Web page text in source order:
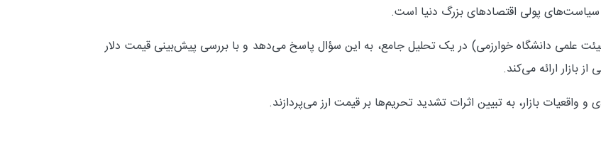
سیاست‌های پولی اقتصادهای بزرگ دنیا است.
علمی دانشگاه خوارزمی) در یک تحلیل جامع، به این سؤال پاسخ می‌دهد و با بررسی پیش‌بینی قیمت دلار
واقعیات بازار، به تبیین اثرات تشدید تحریم‌ها بر قیمت ارز می‌پردازند.